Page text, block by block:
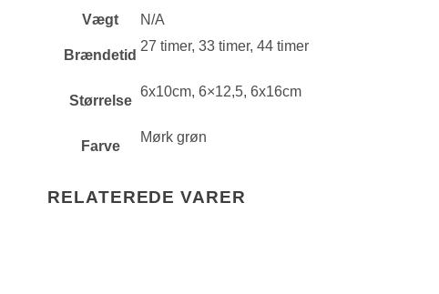
Vægt N/A
Brændetid
27 timer, 33 timer, 44 timer
Størrelse
6x10cm, 6×12,5, 6x16cm
Farve
Mørk grøn
RELATEREDE VARER